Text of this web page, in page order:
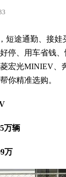
短途通勤、接娃
停、用车省钱
宏光MINIEV、
你精准选购。
万辆
万